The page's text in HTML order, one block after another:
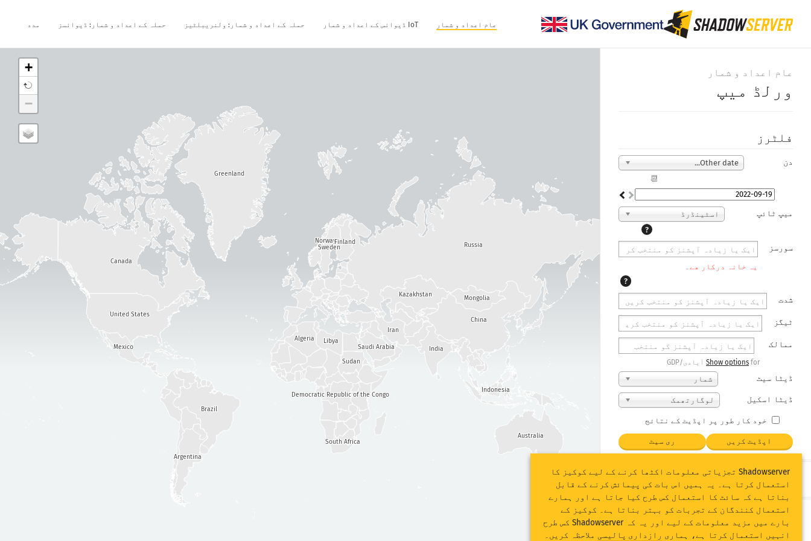
عام اعداد و شمار IoT ڈیوائس کے اعداد و شمار حملہ کے اعداد و شمار: ولنریبلٹیز حملہ کے اعداد و شمار: ڈیوائسز مدد
عام اعداد و شمار
ورلڈ میپ
فلٹرز
دن Other date...
📆
میپ ٹائپ
اسٹینڈرڈ
?
سورسز
یہ خانہ درکار ھے۔
?
شدت
ٹیگز
ممالک
Show options for آبادی/GDP
ڈیٹا سیٹ شمار
ڈیٹا اسکیل لوگارتھمک
خود کار طور پر اپڈیٹ کے نتائج
اپڈیٹ کریں ری سیٹ
لیجنڈ
رپورٹ شدہ منفرد IPs (log. scale)
Indonesia
Argentina
India
China
Democratic Republic of the Congo
South Africa
Kazakhstan
Brazil
Mongolia
Russia
Norway
Sweden
Finland
Libya
Sudan
Iran
Saudi Arabia
Algeria
United States
Canada
Mexico
Australia
Greenland
+
−
Shadowserver تجزیاتی معلومات اکٹھا کرنے کے لیے کوکیز کا
استعمال کرتا ہے۔ یہ ہمیں اس بات کی پیمائش کرنے کے قابل
بناتا ہے کہ سائٹ کا استعمال کس طرح کیا جاتا ہے اور ہمارے
استعمال کنندگان کے تجربات کو بہتر بناتا ہے۔ کوکیز کے
بارے میں مزید معلومات کے لیے اور یہ کہ Shadowserver کس طرح
انہیں استعمال کرتا ہے، ہماری رازداری پالیسی ملاحظہ کریں۔